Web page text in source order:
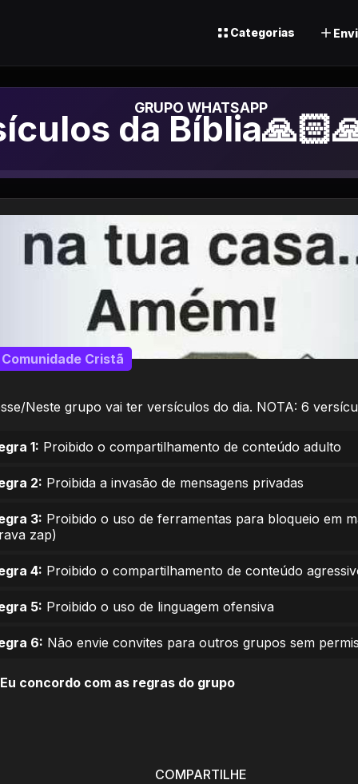
Categorias
de Whatsapp
da
Neste grupo vai ter versículos do dia. NOTA: 6
Comunidade Cristã
1: Proibido o compartilhamento de conteúdo adulto
2: Proibida a invasão de mensagens privadas
3: Proibido o uso de ferramentas para bloqueio em
zap)
4: Proibido o compartilhamento de conteúdo
5: Proibido o uso de linguagem ofensiva
6: Não envie convites para outros grupos sem
Eu concordo com as regras do grupo
COMPARTILHE